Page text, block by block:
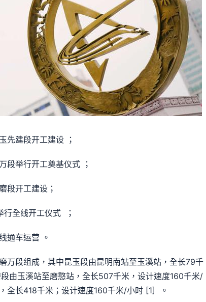
先建段开工建设 ；
段举行开工奠基仪式 ；
段开工建设；
行全线开工仪式 ；
通车运营 。
万段组成，其中昆玉段由昆明南站至玉溪站，全长79千
由玉溪站至磨憨站，全长507千米，设计速度160千米/
全长418千米；设计速度160千米/小时 [1] 。